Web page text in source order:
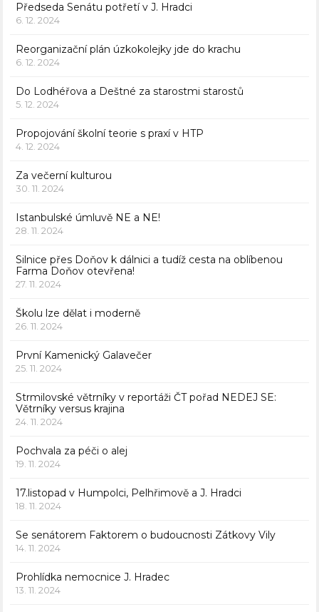
Předseda Senátu potřetí v J. Hradci
6. 12. 2024
Reorganizační plán úzkokolejky jde do krachu
6. 12. 2024
Do Lodhéřova a Deštné za starostmi starostů
5. 12. 2024
Propojování školní teorie s praxí v HTP
4. 12. 2024
Za večerní kulturou
30. 11. 2024
Istanbulské úmluvě NE a NE!
28. 11. 2024
Silnice přes Doňov k dálnici a tudíž cesta na oblíbenou
Farma Doňov otevřena!
27. 11. 2024
Školu lze dělat i moderně
26. 11. 2024
První Kamenický Galavečer
25. 11. 2024
Strmilovské větrníky v reportáži ČT pořad NEDEJ SE:
Větrníky versus krajina
24. 11. 2024
Pochvala za péči o alej
19. 11. 2024
17.listopad v Humpolci, Pelhřimově a J. Hradci
18. 11. 2024
Se senátorem Faktorem o budoucnosti Zátkovy Vily
14. 11. 2024
Prohlídka nemocnice J. Hradec
13. 11. 2024